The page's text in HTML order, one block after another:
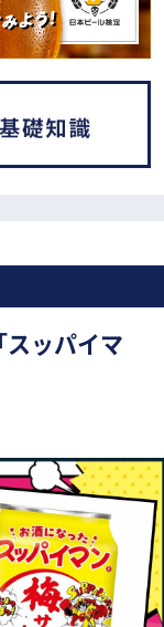
スッパイマ